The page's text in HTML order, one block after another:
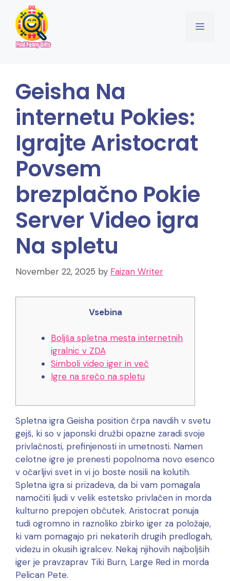
content
Menu
Geisha Na
internetu Pokies:
Igrajte Aristocrat
Povsem
brezplačno Pokie
Server Video igra
Na spletu
November 22, 2025 by Faizan Writer
Vsebina
Boljša spletna mesta internetnih
igralnic v ZDA
Simboli video iger in več
Igre na srečo na spletu
Spletna igra Geisha position črpa navdih v svetu
gejš, ki so v japonski družbi opazne zaradi svoje
privlačnosti, prefinjenosti in umetnosti. Namen
celotne igre je prenesti popolnoma novo esenco
v očarljivi svet in vi jo boste nosili na kolutih.
Spletna igra si prizadeva, da bi vam pomagala
namočiti ljudi v velik estetsko privlačen in morda
kulturno prepojen občutek. Aristocrat ponuja
tudi ogromno in raznoliko zbirko iger za položaje,
ki vam pomagajo pri nekaterih drugih predlogah,
videzu in okusih igralcev. Nekaj ​​njihovih najboljših
iger je pravzaprav Tiki Burn, Large Red in morda
Pelican Pete.